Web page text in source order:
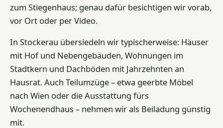
zum Stiegenhaus; genau dafür besichtigen wir vorab,
vor Ort oder per Video.
In Stockerau übersiedeln wir typischerweise: Häuser
mit Hof und Nebengebäuden, Wohnungen im
Stadtkern und Dachböden mit Jahrzehnten an
Hausrat. Auch Teilumzüge – etwa geerbte Möbel
nach Wien oder die Ausstattung fürs
Wochenendhaus – nehmen wir als Beiladung günstig
mit.